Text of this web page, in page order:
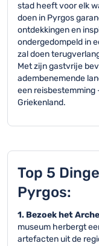
stad heeft voor elk
doen in Pyrgos
ontdekkingen en
ondergedompeld in
zal doen
Met zijn gastvrije
adembenemende
een reisbestemming
Griekenland.
Top 5
Pyrgos:
1. Bezoek het
museum herbergt
artefacten uit de